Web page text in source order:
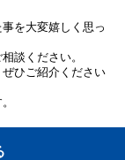
を大変嬉しく思っ
談ください。
ひご紹介ください